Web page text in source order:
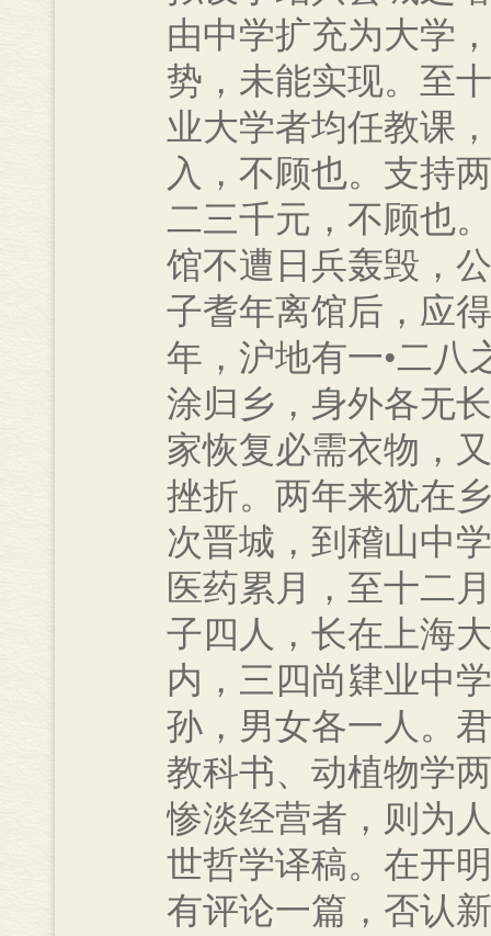
由中学扩充为大学
势，未能实现。至
业大学者均任教课
入，不顾也。支持
二三千元，不顾也
馆不遭日兵轰毁，
子耆年离馆后，应
年，沪地有一•二八
涂归乡，身外各无
家恢复必需衣物，
挫折。两年来犹在
次晋城，到稽山中
医药累月，至十二
子四人，长在上海
内，三四尚肄业中
孙，男女各一人。
教科书、动植物学
惨淡经营者，则为
世哲学译稿。在开
有评论一篇，否认